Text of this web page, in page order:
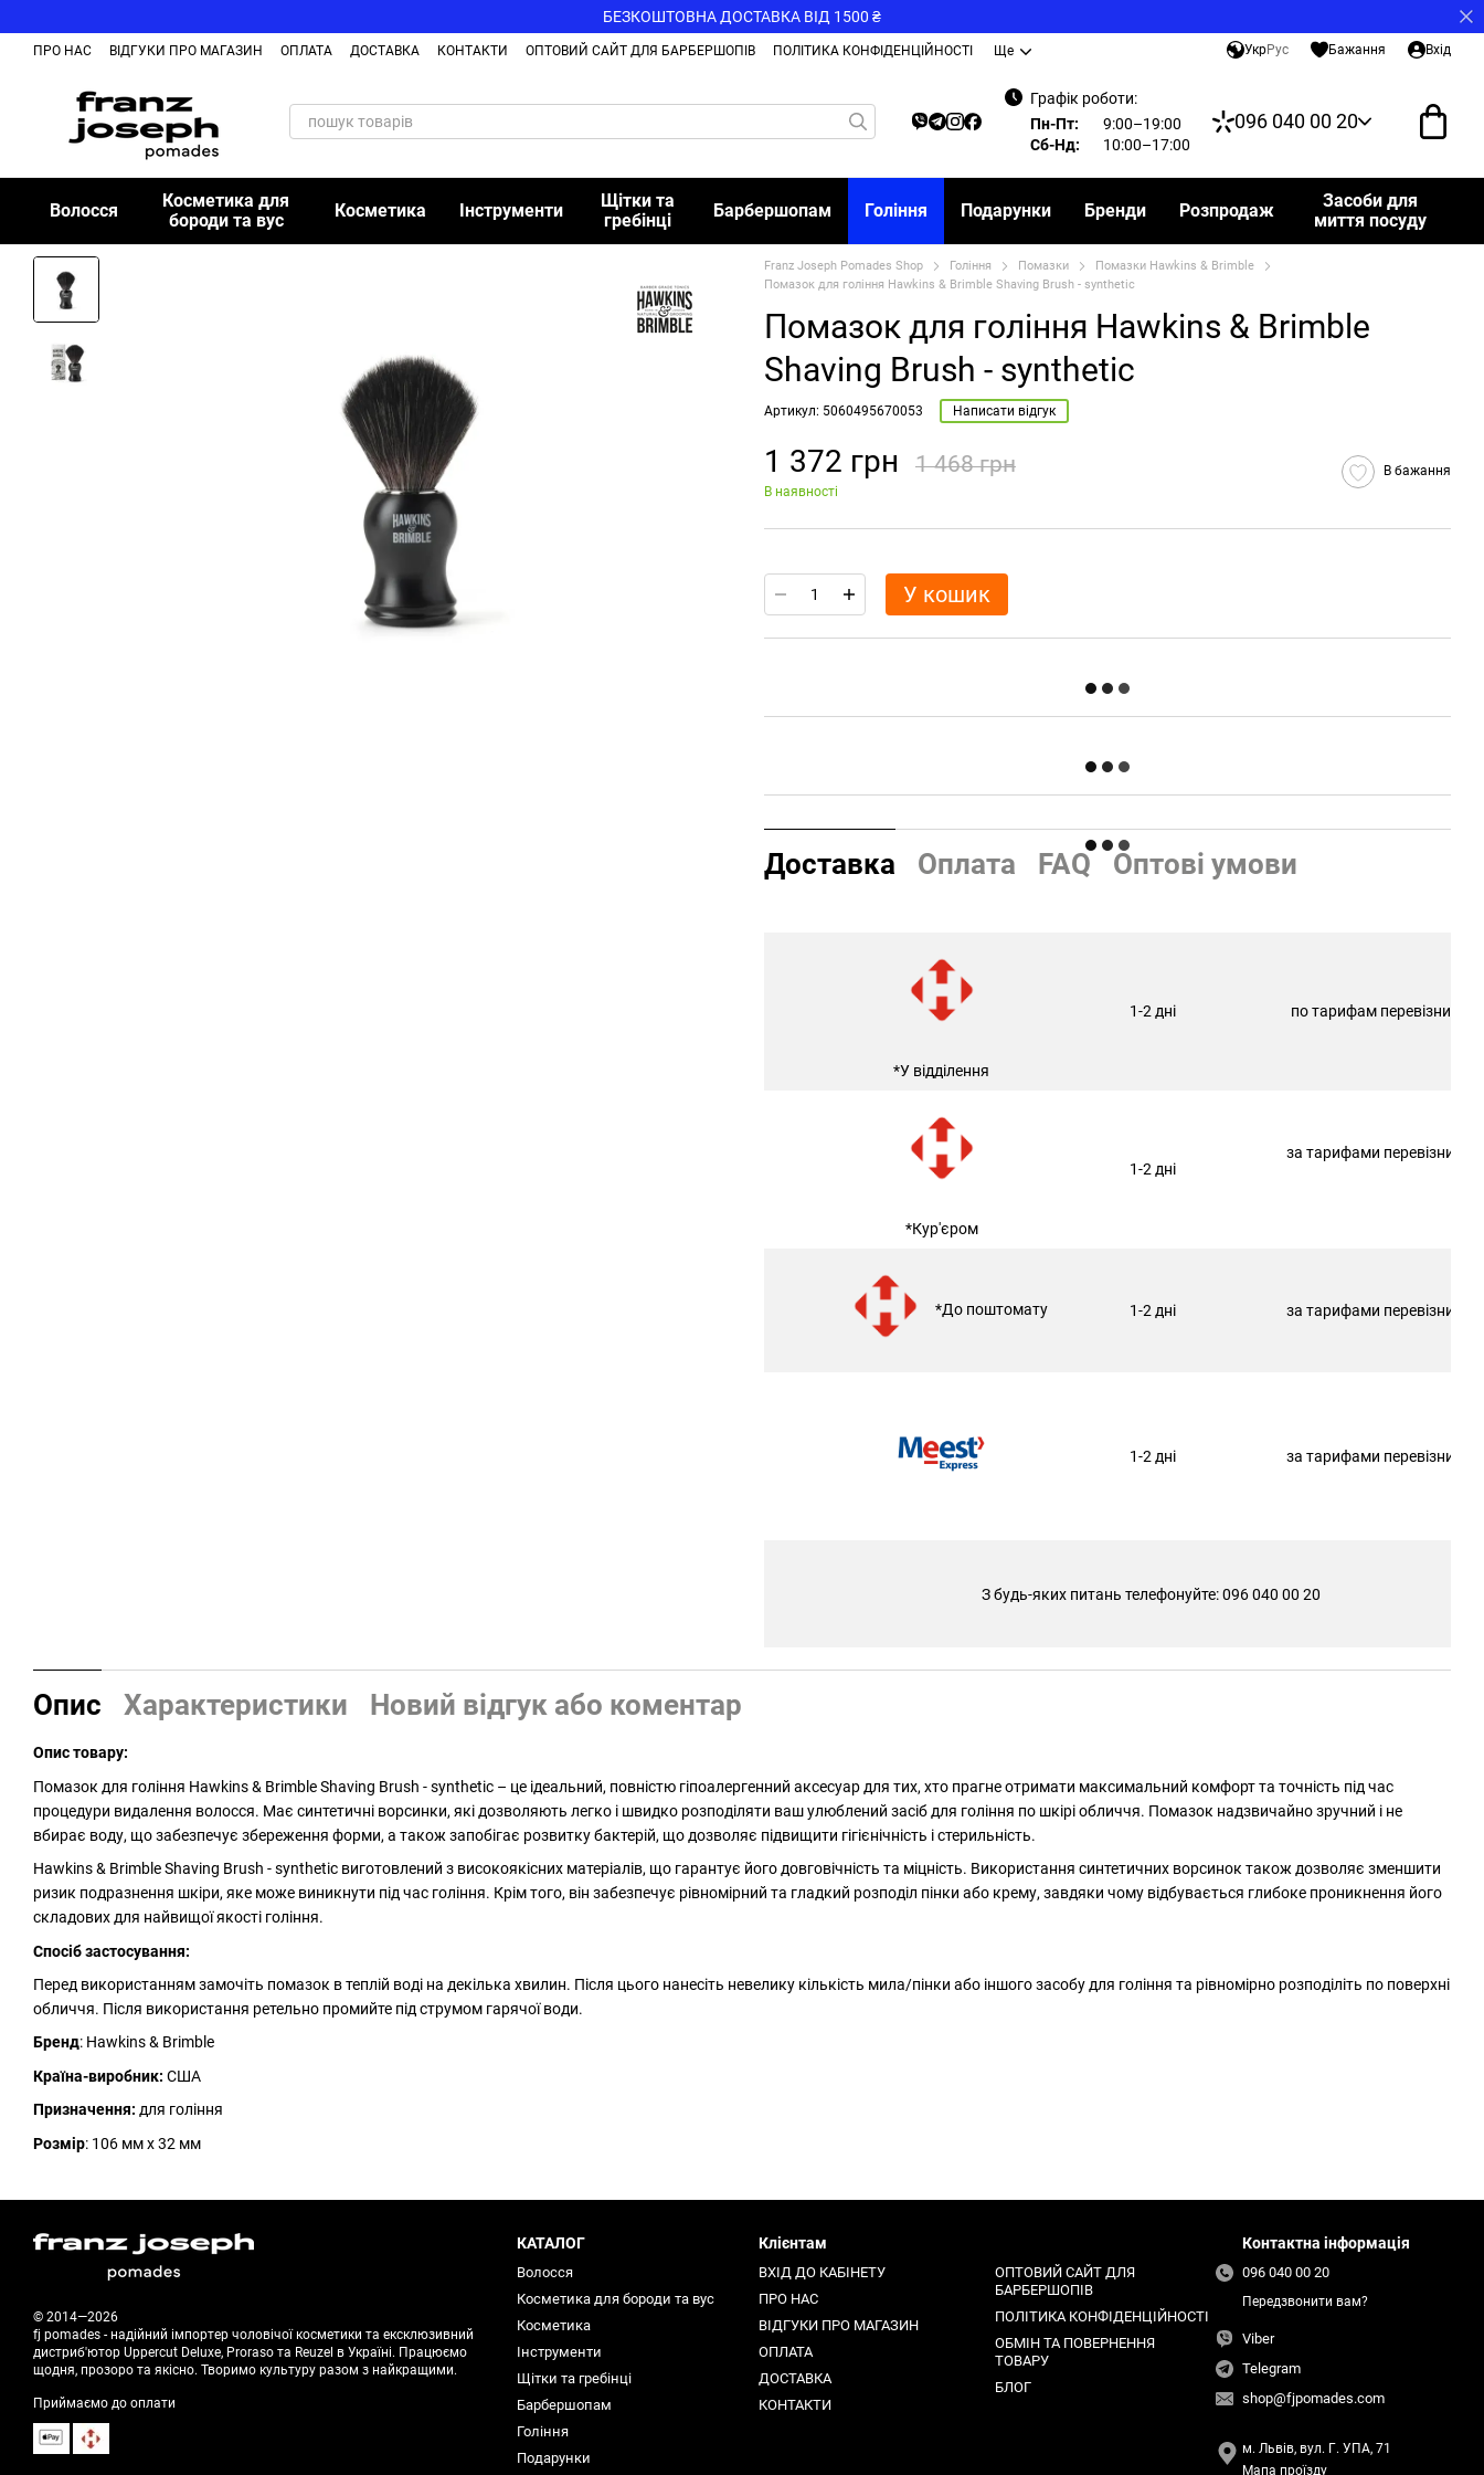
БЕЗКОШТОВНА ДОСТАВКА ВІД 1500 ₴
ПРО НАС ВІДГУКИ ПРО МАГАЗИН ОПЛАТА ДОСТАВКА КОНТАКТИ ОПТОВИЙ САЙТ ДЛЯ БАРБЕРШОПІВ ПОЛІТИКА КОНФІДЕНЦІЙНОСТІ Ще УкрРус Бажання Вхід
Графік роботи:
Пн-Пт:
9:00–19:00
Сб-Нд:
10:00–17:00
096 040 00 20
Волосся
Косметика для
бороди та вус
Косметика Інструменти
Щітки та
гребінці
Барбершопам Гоління Подарунки Бренди Розпродаж
Засоби для
миття посуду
Franz Joseph Pomades Shop Гоління Помазки
Помазки Hawkins & Brimble
Помазок для гоління Hawkins & Brimble Shaving Brush - synthetic
Помазок для гоління Hawkins & Brimble
Shaving Brush - synthetic
Артикул: 5060495670053 Написати відгук
1 372 грн 1 468 грн
В наявності
В бажання
У кошик
Доставка Оплата FAQ Оптові умови
*У відділення
1-2 дні по тарифам перевізника
*Кур'єром
1-2 дні
за тарифами перевізника
*До поштомату 1-2 дні за тарифами перевізника
1-2 дні за тарифами перевізника
З будь-яких питань телефонуйте: 096 040 00 20
Опис Характеристики Новий відгук або коментар
Опис товару:
Помазок для гоління Hawkins & Brimble Shaving Brush - synthetic – це ідеальний, повністю гіпоалергенний аксесуар для тих, хто прагне отримати максимальний комфорт та точність під час
процедури видалення волосся. Має синтетичні ворсинки, які дозволяють легко і швидко розподіляти ваш улюблений засіб для гоління по шкірі обличчя. Помазок надзвичайно зручний і не
вбирає воду, що забезпечує збереження форми, а також запобігає розвитку бактерій, що дозволяє підвищити гігієнічність і стерильність.
Hawkins & Brimble Shaving Brush - synthetic виготовлений з високоякісних матеріалів, що гарантує його довговічність та міцність. Використання синтетичних ворсинок також дозволяє зменшити
ризик подразнення шкіри, яке може виникнути під час гоління. Крім того, він забезпечує рівномірний та гладкий розподіл пінки або крему, завдяки чому відбувається глибоке проникнення його
складових для найвищої якості гоління.
Спосіб застосування:
Перед використанням замочіть помазок в теплій воді на декілька хвилин. Після цього нанесіть невелику кількість мила/пінки або іншого засобу для гоління та рівномірно розподіліть по поверхні
обличчя. Після використання ретельно промийте під струмом гарячої води.
Бренд: Hawkins & Brimble
Країна-виробник: США
Призначення: для гоління
Розмір: 106 мм х 32 мм
© 2014—2026
fj pomades - надійний імпортер чоловічої косметики та ексклюзивний
дистриб'ютор Uppercut Deluxe, Proraso та Reuzel в Україні. Працюємо
щодня, прозоро та якісно. Творимо культуру разом з найкращими.
Приймаємо до оплати
КАТАЛОГ
Волосся
Косметика для бороди та вус
Косметика
Інструменти
Щітки та гребінці
Барбершопам
Гоління
Подарунки
Клієнтам
ВХІД ДО КАБІНЕТУ
ПРО НАС
ВІДГУКИ ПРО МАГАЗИН
ОПЛАТА
ДОСТАВКА
КОНТАКТИ
ОПТОВИЙ САЙТ ДЛЯ
БАРБЕРШОПІВ
ПОЛІТИКА КОНФІДЕНЦІЙНОСТІ
ОБМІН ТА ПОВЕРНЕННЯ
ТОВАРУ
БЛОГ
Контактна інформація
096 040 00 20
Передзвонити вам?
Viber
Telegram
shop@fjpomades.com
м. Львів, вул. Г. УПА, 71
Мапа проїзду